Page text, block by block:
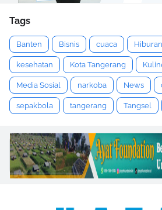
Tags
Banten Bisnis cuaca Hiburan
kesehatan Kota Tangerang
Media Sosial narkoba News
sepakbola tangerang Tangsel